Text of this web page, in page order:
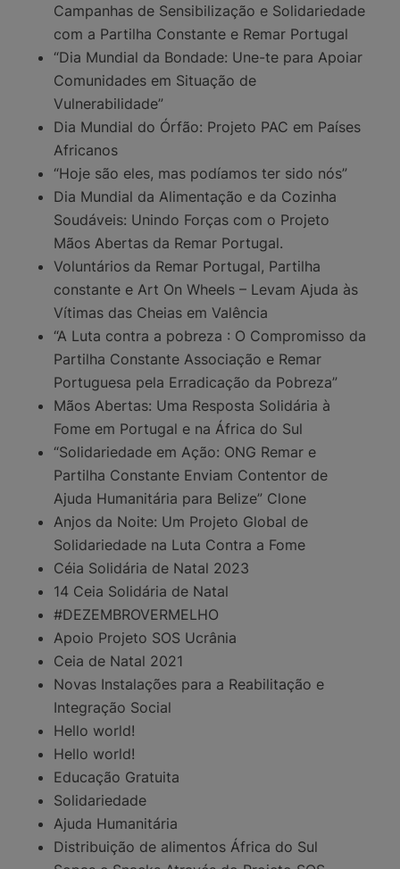
Campanhas de Sensibilização e Solidariedade
com a Partilha Constante e Remar Portugal
“Dia Mundial da Bondade: Une-te para Apoiar
Comunidades em Situação de
Vulnerabilidade”
Dia Mundial do Órfão: Projeto PAC em Países
Africanos
“Hoje são eles, mas podíamos ter sido nós”
Dia Mundial da Alimentação e da Cozinha
Soudáveis: Unindo Forças com o Projeto
Mãos Abertas da Remar Portugal.
Voluntários da Remar Portugal, Partilha
constante e Art On Wheels – Levam Ajuda às
Vítimas das Cheias em Valência
“A Luta contra a pobreza : O Compromisso da
Partilha Constante Associação e Remar
Portuguesa pela Erradicação da Pobreza”
Mãos Abertas: Uma Resposta Solidária à
Fome em Portugal e na África do Sul
“Solidariedade em Ação: ONG Remar e
Partilha Constante Enviam Contentor de
Ajuda Humanitária para Belize” Clone
Anjos da Noite: Um Projeto Global de
Solidariedade na Luta Contra a Fome
Céia Solidária de Natal 2023
14 Ceia Solidária de Natal
#DEZEMBROVERMELHO
Apoio Projeto SOS Ucrânia
Ceia de Natal 2021
Novas Instalações para a Reabilitação e
Integração Social
Hello world!
Hello world!
Educação Gratuita
Solidariedade
Ajuda Humanitária
Distribuição de alimentos África do Sul